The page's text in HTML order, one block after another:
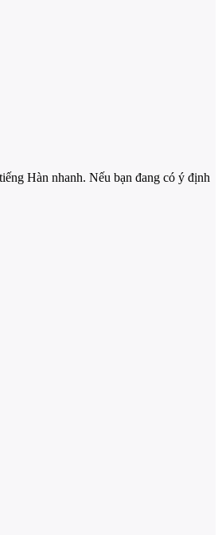
Hàn nhanh. Nếu bạn đang có ý định